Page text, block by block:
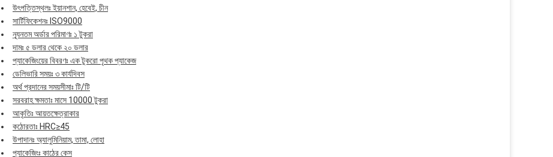
উৎপত্তিস্থলঃ ইয়ানশান, হেবেই, চীন
সার্টিফিকেশনঃ ISO9000
ন্যূনতম অর্ডার পরিমাণঃ ১ টুকরা
দামঃ ৫ ডলার থেকে ২০ ডলার
প্যাকেজিংয়ের বিবরণঃ এক টুকরো পৃথক প্যাকেজ
ডেলিভারি সময়ঃ ৩ কার্যদিবস
অর্থ প্রদানের সময়সীমাঃ টি/টি
সরবরাহ ক্ষমতাঃ মাসে 10000 টুকরা
আকৃতিঃ আয়তক্ষেত্রাকার
কঠোরতাঃ HRC≥45
উপাদানঃ অ্যালুমিনিয়াম, তামা, লোহা
প্যাকেজিংঃ কাঠের কেস